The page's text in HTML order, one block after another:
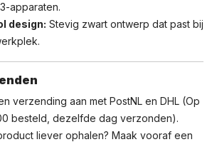
apparaten.
design: Stevig zwart ontwerp dat past bij
verzending aan met PostNL en DHL (Op
besteld, dezelfde dag verzonden).
liever ophalen? Maak vooraf een